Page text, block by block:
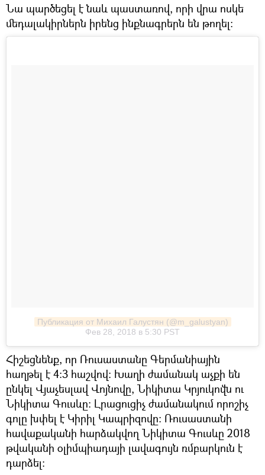
Նա պարծեցել է նաև պաստառով, որի վրա ոսկե
մեդալակիրներն իրենց ինքնագրերն են թողել։
Публикация от Михаил Галустян (@m_galustyan)
Фев 28, 2018 в 5:30 PST
Հիշեցնենք, որ Ռուսաստանը Գերմանիային
հաղթել է 4:3 հաշվով։ Խաղի ժամանակ աչքի են
ընկել Վյաչեսլավ Վոյնովը, Նիկիտա Կրյուկովն ու
Նիկիտա Գուսևը։ Լրացուցիչ ժամանակում որոշիչ
գոլը խփել է Կիրիլ Կապրիզովը։ Ռուսաստանի
հավաքականի հարձակվող Նիկիտա Գուսևը 2018
թվականի օլիմպիադայի լավագույն ռմբարկուն է
դարձել։